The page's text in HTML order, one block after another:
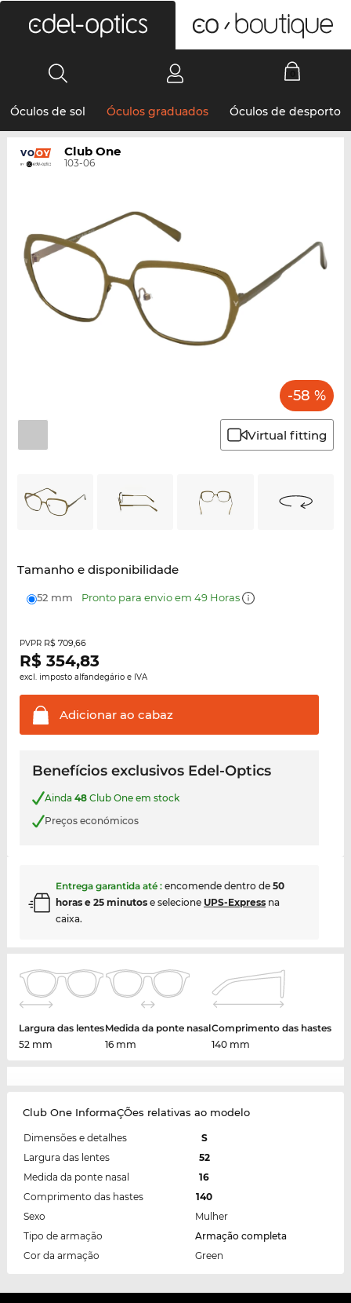
Óculos de sol Óculos graduados Óculos de desporto
Club One
103-06
-58 %
Virtual fitting
Tamanho e disponibilidade
52 mm Pronto para envio em 49 Horas
PVPR R$ 709,66
R$ 354,83
excl. imposto alfandegário e IVA
Adicionar ao cabaz
Benefícios exclusivos Edel-Optics
Ainda 48Club One em stock
Preços económicos
Entrega garantida até : encomende dentro de 50
horas e 25 minutose selecione UPS-Expressna
caixa.
Largura das lentes
52 mm
Medida da ponte nasal
16 mm
Comprimento das hastes
140 mm
Club One InformaÇÕes relativas ao modelo
Dimensões e detalhes
S
Largura das lentes
52
Medida da ponte nasal
16
Comprimento das hastes
140
Sexo
Mulher
Tipo de armação
Armação completa
Cor da armação
Green